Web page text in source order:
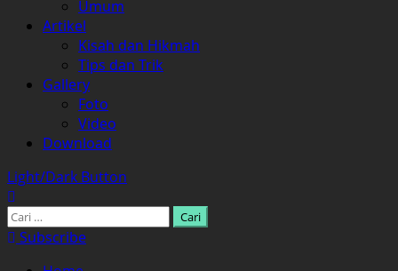
Umum
Artikel
Kisah dan Hikmah
Tips dan Trik
Gallery
Foto
Video
Download
Light/Dark Button
Cari
untuk:
Subscribe